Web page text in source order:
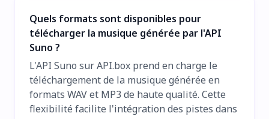
Quels formats sont disponibles pour
télécharger la musique générée par l'API
Suno ?
L'API Suno sur API.box prend en charge le
téléchargement de la musique générée en
formats WAV et MP3 de haute qualité. Cette
flexibilité facilite l'intégration des pistes dans